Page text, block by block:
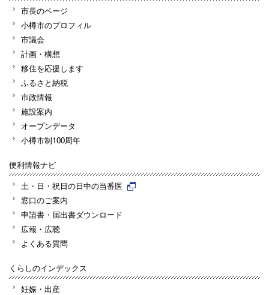
市長のページ
小樽市のプロフィル
市議会
計画・構想
移住を応援します
ふるさと納税
市政情報
施設案内
オープンデータ
小樽市制100周年
便利情報ナビ
土・日・祝日の日中の当番医
窓口のご案内
申請書・届出書ダウンロード
広報・広聴
よくある質問
くらしのインデックス
妊娠・出産